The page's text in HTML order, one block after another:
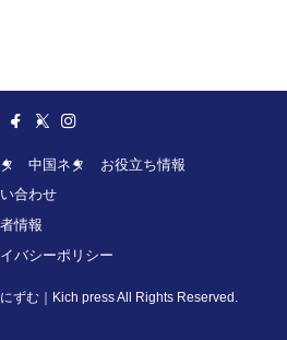
中国ネタ
お役立ち情報
合わせ
情報
バシーポリシー
ずむ｜Kich press All Rights Reserved.